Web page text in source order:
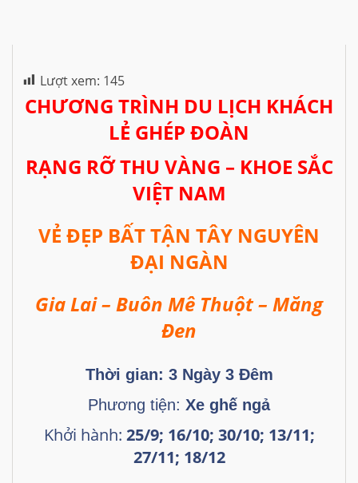
Lượt xem: 145
CHƯƠNG TRÌNH DU LỊCH KHÁCH
LẺ GHÉP ĐOÀN
RẠNG RỠ THU VÀNG – KHOE SẮC
VIỆT NAM
VẺ ĐẸP BẤT TẬN TÂY NGUYÊN
ĐẠI NGÀN
Gia Lai – Buôn Mê Thuột – Măng
Đen
Thời gian: 3Ngày 3 Đêm
Phương tiện: Xe ghế ngả
Khởi hành: 25/9; 16/10; 30/10; 13/11;
27/11; 18/12